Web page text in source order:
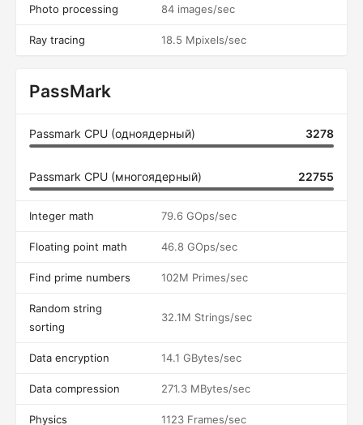
Photo processing 84 images/sec
Ray tracing 18.5 Mpixels/sec
PassMark
Passmark CPU (одноядерный) 3278
Passmark CPU (многоядерный) 22755
Integer math 79.6 GOps/sec
Floating point math 46.8 GOps/sec
Find prime numbers 102M Primes/sec
Random string
sorting
32.1M Strings/sec
Data encryption 14.1 GBytes/sec
Data compression 271.3 MBytes/sec
Physics 1123 Frames/sec